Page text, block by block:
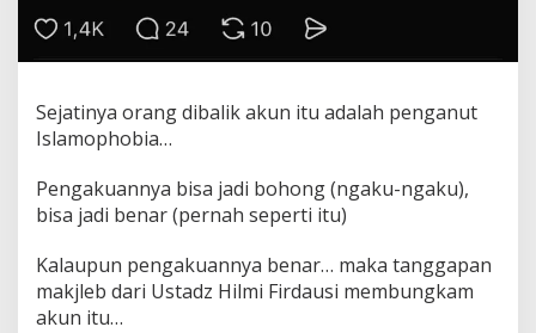
Sejatinya orang dibalik akun itu adalah penganut
Islamophobia…
Pengakuannya bisa jadi bohong (ngaku-ngaku),
bisa jadi benar (pernah seperti itu)
Kalaupun pengakuannya benar… maka tanggapan
makjleb dari Ustadz Hilmi Firdausi membungkam
akun itu…